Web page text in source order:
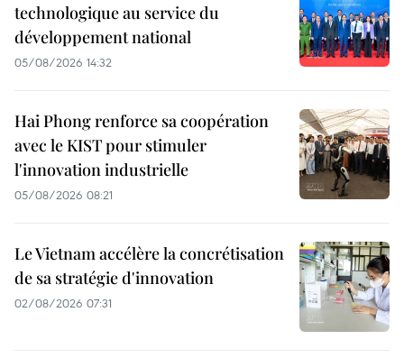
technologique au service du
développement national
05/08/2026 14:32
Hai Phong renforce sa coopération
avec le KIST pour stimuler
l'innovation industrielle
05/08/2026 08:21
Le Vietnam accélère la concrétisation
de sa stratégie d'innovation
02/08/2026 07:31